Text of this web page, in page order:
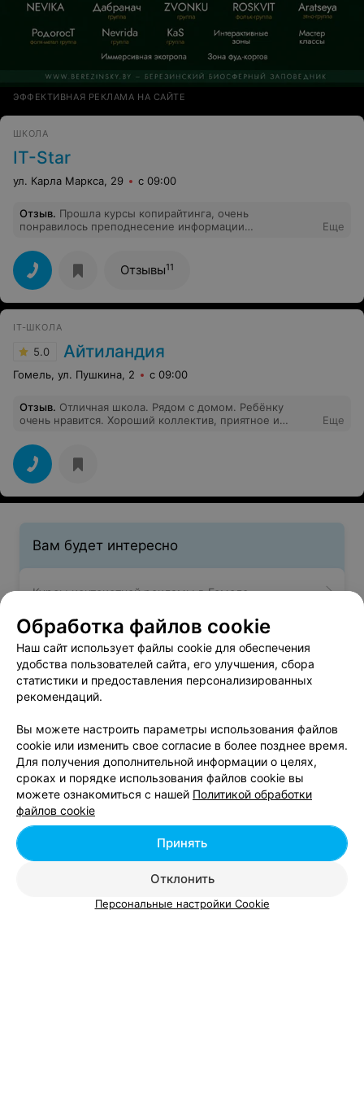
ЭФФЕКТИВНАЯ РЕКЛАМА НА САЙТЕ
ШКОЛА
IT-Star
ул. Карла Маркса, 29 с 09:00
Отзыв. Прошла курсы копирайтинга, очень
понравилось преподнесение информации
Не пожалела, что обратилась именно в эту школу.
Спасибо) Могу гордо сказать, что я окончила курсы в
Школе «IT-Star и этому рада!
Еще
Отзывы11
IT-ШКОЛА
5.0 Айтиландия
Гомель, ул. Пушкина, 2 с 09:00
Отзыв. Отличная школа. Рядом с домом. Ребёнку
очень нравится. Хороший коллектив, приятное и
преподаватели.
Еще
Вам будет интересно
Курсы контекстной рекламы в Гомеле
Курсы SMM в Гомеле
Курсы it-sales в Гомеле
Добавить компанию
Добавить специалиста
Обработка файлов cookie
Наш сайт использует файлы cookie для обеспечения
удобства пользователей сайта, его улучшения, сбора
статистики и предоставления персонализированных
рекомендаций.
Вы можете настроить параметры использования файлов
cookie или изменить свое согласие в более позднее время.
Для получения дополнительной информации о целях,
сроках и порядке использования файлов cookie вы
можете ознакомиться с нашей Политикой обработки
файлов cookie
Отклонить
Принять
Персональные настройки Cookie